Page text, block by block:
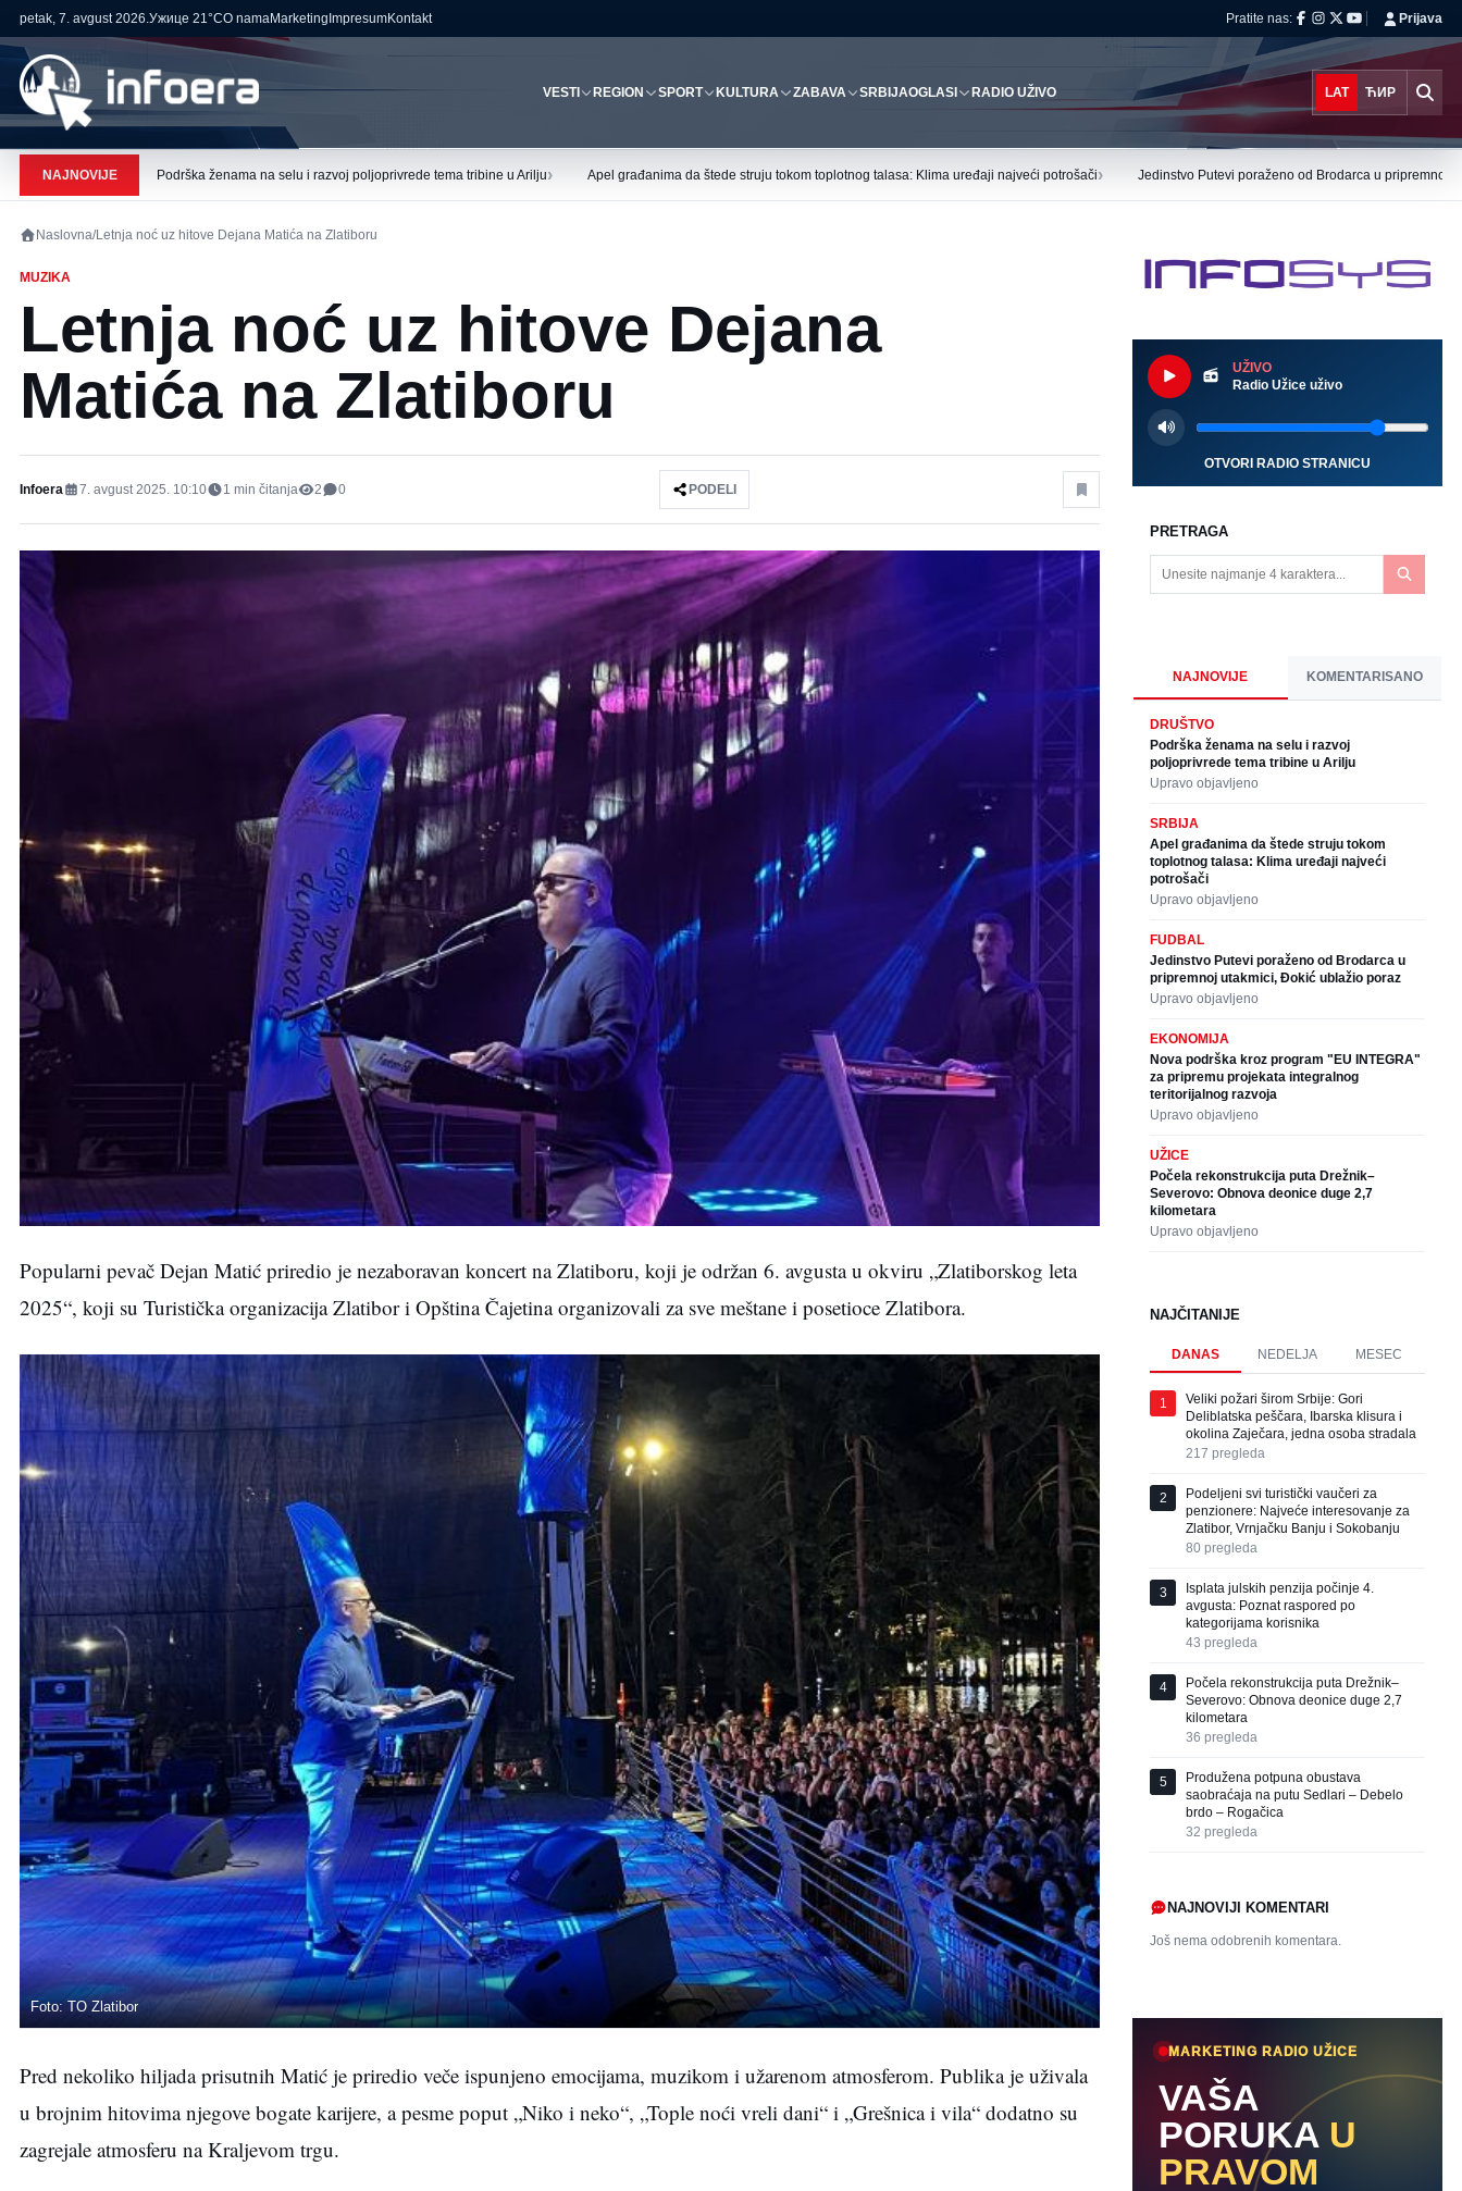
petak, 7. avgust 2026.Ужице 21°CO namaMarketing ImpresumKontakt Pratite nas: Prijava
VESTI REGION SPORT KULTURA ZABAVA SRBIJAOGLASI RADIO UŽIVO LAT ЋИР
NAJNOVIJE Podrška ženama na selu i razvoj poljoprivrede tema tribine u Arilju› Apel građanima da štede struju tokom toplotnog talasa: Klima uređaji najveći potrošači› Jedinstvo Putevi poraženo od Brodarca u pripremnoj
Naslovna/Letnja noć uz hitove Dejana Matića na Zlatiboru
MUZIKA
Letnja noć uz hitove Dejana
Matića na Zlatiboru
Infoera 7. avgust 2025. 10:10 1 min čitanja 2 0 PODELI
Popularni pevač Dejan Matić priredio je nezaboravan koncert na Zlatiboru, koji je održan 6. avgusta u okviru „Zlatiborskog leta
2025“, koji su Turistička organizacija Zlatibor i Opština Čajetina organizovali za sve meštane i posetioce Zlatibora.
Foto: TO Zlatibor
Pred nekoliko hiljada prisutnih Matić je priredio veče ispunjeno emocijama, muzikom i užarenom atmosferom. Publika je uživala
u brojnim hitovima njegove bogate karijere, a pesme poput „Niko i neko“, „Tople noći vreli dani“ i „Grešnica i vila“ dodatno su
zagrejale atmosferu na Kraljevom trgu.
UŽIVO
Radio Užice uživo
OTVORI RADIO STRANICU
PRETRAGA
NAJNOVIJE KOMENTARISANO
DRUŠTVO
Podrška ženama na selu i razvoj
poljoprivrede tema tribine u Arilju
Upravo objavljeno
SRBIJA
Apel građanima da štede struju tokom
toplotnog talasa: Klima uređaji najveći
potrošači
Upravo objavljeno
FUDBAL
Jedinstvo Putevi poraženo od Brodarca u
pripremnoj utakmici, Đokić ublažio poraz
Upravo objavljeno
EKONOMIJA
Nova podrška kroz program "EU INTEGRA"
za pripremu projekata integralnog
teritorijalnog razvoja
Upravo objavljeno
UŽICE
Počela rekonstrukcija puta Drežnik–
Severovo: Obnova deonice duge 2,7
kilometara
Upravo objavljeno
NAJČITANIJE
DANAS NEDELJA MESEC
1
Veliki požari širom Srbije: Gori
Deliblatska peščara, Ibarska klisura i
okolina Zaječara, jedna osoba stradala
217 pregleda
2
Podeljeni svi turistički vaučeri za
penzionere: Najveće interesovanje za
Zlatibor, Vrnjačku Banju i Sokobanju
80 pregleda
3
Isplata julskih penzija počinje 4.
avgusta: Poznat raspored po
kategorijama korisnika
43 pregleda
4
Počela rekonstrukcija puta Drežnik–
Severovo: Obnova deonice duge 2,7
kilometara
36 pregleda
5
Produžena potpuna obustava
saobraćaja na putu Sedlari – Debelo
brdo – Rogačica
32 pregleda
NAJNOVIJI KOMENTARI
Još nema odobrenih komentara.
MARKETING RADIO UŽICE
VAŠA
PORUKA U
PRAVOM